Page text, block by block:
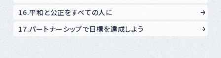
16.平和と公正をすべての人に
17.パートナーシップで目標を達成しよう